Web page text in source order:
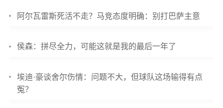
阿尔瓦雷斯死活不走？马竞态度明确：别打巴萨主意
侯森：拼尽全力，可能这就是我的最后一年了
埃迪·豪谈舍尔伤情：问题不大，但球队这场输得有点
冤？